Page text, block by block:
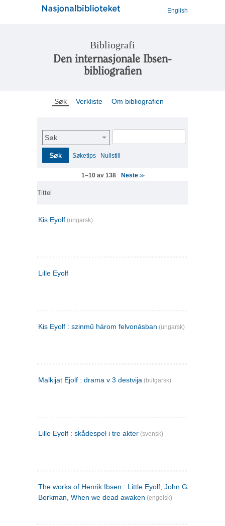
English
Bibliografi
Den internasjonale Ibsen-
bibliografien
Søk Verkliste Om bibliografien
Søk
Søk Søketips Nullstill
1–10 av 138 Neste >>
Tittel
Kis Eyolf (ungarsk)
Lille Eyolf
Kis Eyolf : szinmű három felvonásban (ungarsk)
Malkijat Ejolf : drama v 3 destvija (bulgarsk)
Lille Eyolf : skådespel i tre akter (svensk)
The works of Henrik Ibsen : Little Eyolf, John Gabriel
Borkman, When we dead awaken (engelsk)